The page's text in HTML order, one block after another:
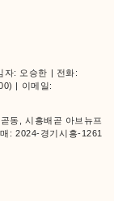
자: 오승한 | 전화:
| 이메일:
동, 시흥배곧 아브뉴프
매:2024-경기시흥-1261